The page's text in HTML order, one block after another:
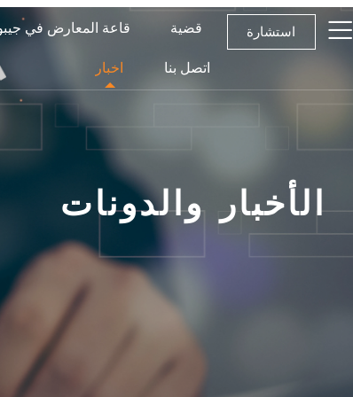
قاعة المعارض في قضية
اخبار اتصل بنا
استشارة 
الأخبار والدونات